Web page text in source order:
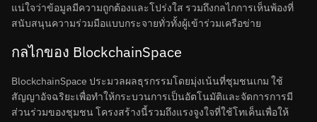
แน่ใจว่าข้อมูลมีความถูกต้องและโปร่งใส รวมถึงกลไกการเห็นพ้องที่
สนับสนุนความร่วมมือแบบกระจายทั่วทั้งผู้เข้าร่วมเครือข่าย
กลไกของ BlockchainSpace
BlockchainSpace ประมวลผลธุรกรรมโดยมุ่งเน้นที่ชุมชนเกม ใช้
สัญญาอัจฉริยะเพื่อทำให้กระบวนการเป็นอัตโนมัติและจัดการการมี
ส่วนร่วมของชุมชน โครงสร้างนี้รวมถึงแรงจูงใจที่ใช้โทเค็นเพื่อให้